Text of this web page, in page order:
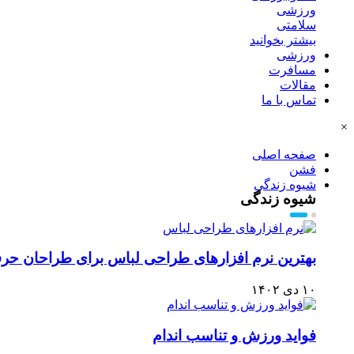
ورزشی
سلامتی
بیشتر بخوانید
ورزشی
مسافرت
مقالات
تماس با ما
×
صفحه اصلی
فشن
شیوه زندگی
شیوه زندگی
بهترین نرم افزارهای طراحی لباس برای طراحان
۱۰ دی ۱۴۰۲
فواید ورزش و تناسب اندام